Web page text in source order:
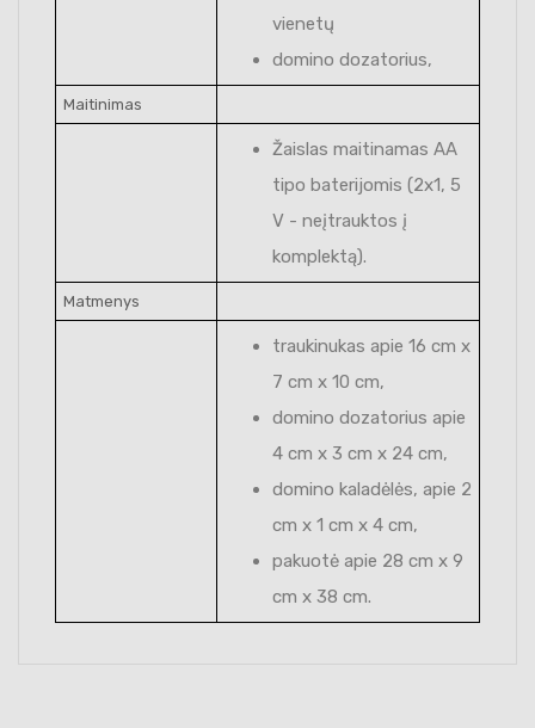
vienetų
domino dozatorius,
Maitinimas
Žaislas maitinamas AA
tipo baterijomis (2x1, 5
V - neįtrauktos į
komplektą).
Matmenys
traukinukas apie 16 cm x
7 cm x 10 cm,
domino dozatorius apie
4 cm x 3 cm x 24 cm,
domino kaladėlės, apie 2
cm x 1 cm x 4 cm,
pakuotė apie 28 cm x 9
cm x 38 cm.